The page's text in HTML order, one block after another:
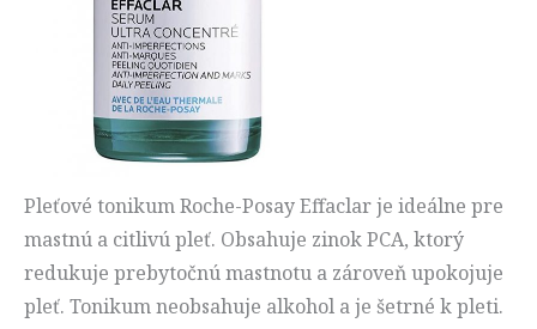
Pleťové tonikum Roche-Posay Effaclar je ideálne pre
mastnú a citlivú pleť. Obsahuje zinok PCA, ktorý
redukuje prebytočnú mastnotu a zároveň upokojuje
pleť. Tonikum neobsahuje alkohol a je šetrné k pleti.